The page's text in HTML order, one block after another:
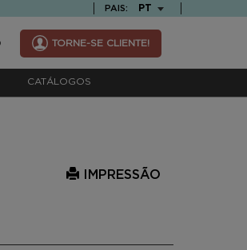
PAIS: TEXT.LANGUAGE
PT
TORNE-SE CLIENTE!
CATÁLOGOS
IMPRESSÃO